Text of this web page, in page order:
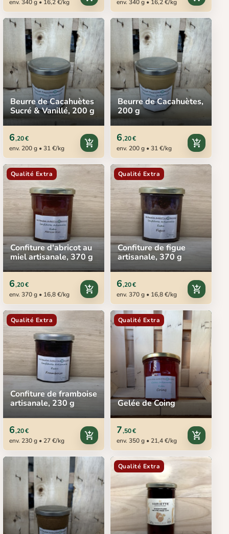
env. 340 g • 16,2 €/kg env. 340 g • 16,2 €/kg
Beurre de Cacahuètes
Sucré & Vanillé, 200 g
6,20 €
env. 200 g • 31 €/kg
add_shopping_cart
Beurre de Cacahuètes,
200 g
6,20 €
env. 200 g • 31 €/kg
add_shopping_cart
Qualité Extra
Confiture d'abricot au
miel artisanale, 370 g
6,20 €
env. 370 g • 16,8 €/kg
add_shopping_cart
Qualité Extra
Confiture de figue
artisanale, 370 g
6,20 €
env. 370 g • 16,8 €/kg
add_shopping_cart
Qualité Extra
Confiture de framboise
artisanale, 230 g
6,20 €
env. 230 g • 27 €/kg
add_shopping_cart
Qualité Extra
Gelée de Coing
7,50 €
env. 350 g • 21,4 €/kg
add_shopping_cart
Qualité Extra